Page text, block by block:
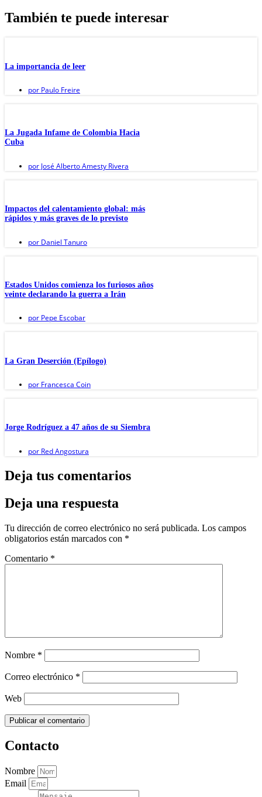
También te puede interesar
La importancia de leer
por Paulo Freire
La Jugada Infame de Colombia Hacia
Cuba
por José Alberto Amesty Rivera
Impactos del calentamiento global: más
rápidos y más graves de lo previsto
por Daniel Tanuro
Estados Unidos comienza los furiosos años
veinte declarando la guerra a Irán
por Pepe Escobar
La Gran Deserción (Epílogo)
por Francesca Coin
Jorge Rodríguez a 47 años de su Siembra
por Red Angostura
Deja tus comentarios
Deja una respuesta
Tu dirección de correo electrónico no será publicada. Los campos
obligatorios están marcados con *
Comentario *
Nombre *
Correo electrónico *
Web
Contacto
Nombre
Email